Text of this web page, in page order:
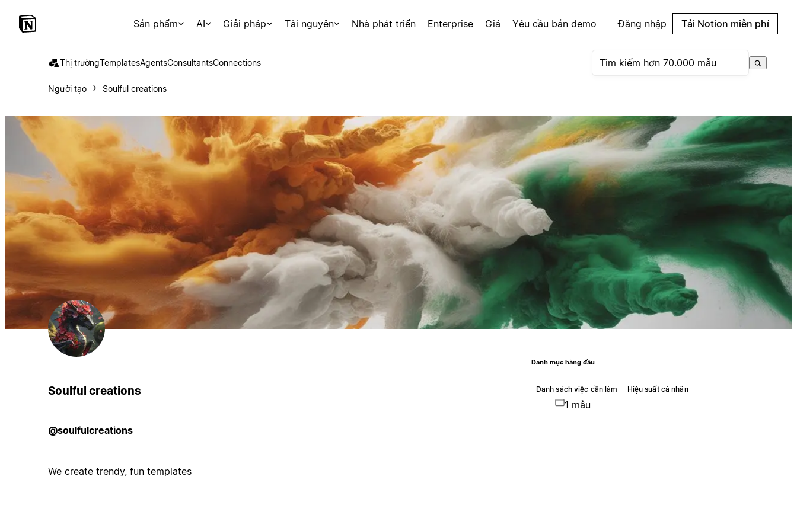
Sản phẩm AI Giải pháp Tài nguyên Nhà phát triển Enterprise Giá Yêu cầu bản demo Đăng nhập Tải Notion miễn phí
Thị trườngTemplatesAgentsConsultantsConnections
Người tạo Soulful creations
Soulful creations
@soulfulcreations
We create trendy, fun templates
Danh mục hàng đầu
Danh sách việc cần làm Hiệu suất cá nhân
1 mẫu